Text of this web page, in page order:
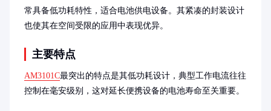
常具备低功耗特性，适合电池供电设备。其紧凑的封装设计
也使其在空间受限的应用中表现优异。
主要特点
AM3101C最突出的特点是其低功耗设计，典型工作电流往往
控制在毫安级别，这对延长便携设备的电池寿命至关重要。